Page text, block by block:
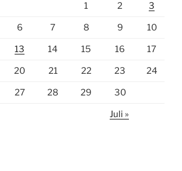
1 2 3
6 7 8 9 10
13 14 15 16 17
20 21 22 23 24
27 28 29 30
Juli »